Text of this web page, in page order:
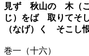
見ず 秋山の 木（
じ）をば 取りてそ
（なげ）く そこし
巻一（十六）